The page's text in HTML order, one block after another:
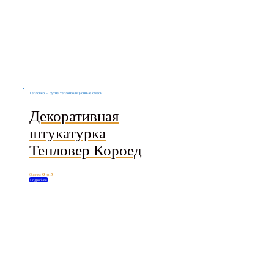
Тепловер - сухие теплоизоляционные смеси
Декоративная
штукатурка
Тепловер Короед
Оценка 0 из 5
Подробнее